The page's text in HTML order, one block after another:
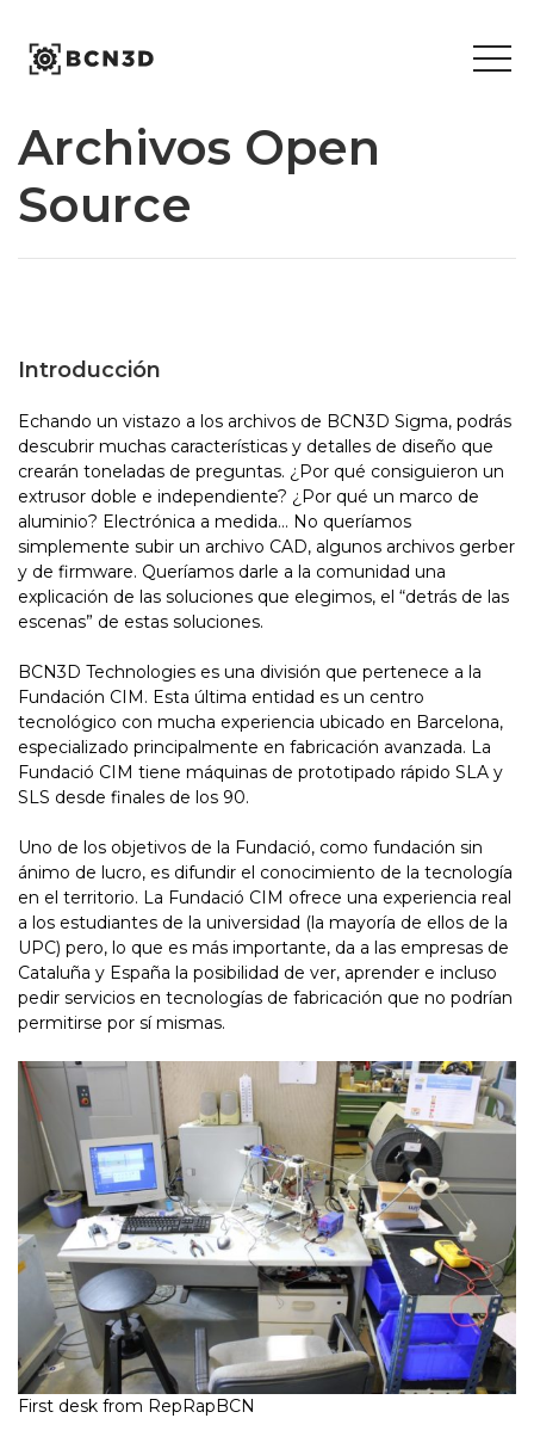
content
Archivos Open
Source
Introducción
Echando un vistazo a los archivos de BCN3D Sigma, podrás
descubrir muchas características y detalles de diseño que
crearán toneladas de preguntas. ¿Por qué consiguieron un
extrusor doble e independiente? ¿Por qué un marco de
aluminio? Electrónica a medida… No queríamos
simplemente subir un archivo CAD, algunos archivos gerber
y de firmware. Queríamos darle a la comunidad una
explicación de las soluciones que elegimos, el “detrás de las
escenas” de estas soluciones.
BCN3D Technologies es una división que pertenece a la
Fundación CIM. Esta última entidad es un centro
tecnológico con mucha experiencia ubicado en Barcelona,
especializado principalmente en fabricación avanzada. La
Fundació CIM tiene máquinas de prototipado rápido SLA y
SLS desde finales de los 90.
Uno de los objetivos de la Fundació, como fundación sin
ánimo de lucro, es difundir el conocimiento de la tecnología
en el territorio. La Fundació CIM ofrece una experiencia real
a los estudiantes de la universidad (la mayoría de ellos de la
UPC) pero, lo que es más importante, da a las empresas de
Cataluña y España la posibilidad de ver, aprender e incluso
pedir servicios en tecnologías de fabricación que no podrían
permitirse por sí mismas.
First desk from RepRapBCN